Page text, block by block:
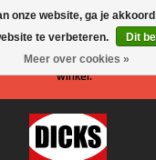
is er minder
winkel.
onze website, ga je
te verbeteren.
Dit
Meer over cookies »